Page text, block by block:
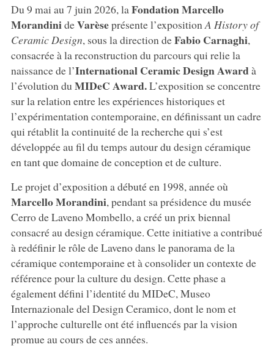
Du 9 mai au 7 juin 2026, la Fondation Marcello
MorandinideVarèseprésente l’exposition A History of
Ceramic Design, sous la direction deFabioCarnaghi,
consacrée à la reconstruction du parcours qui relie la
naissance de l’International Ceramic Design Awardà
l’évolution du MIDeC Award.L’exposition se concentre
sur la relation entre les expériences historiques et
l’expérimentation contemporaine, en définissant un cadre
qui rétablit la continuité de la recherche qui s’est
développée au fil du temps autour du design céramique
en tant que domaine de conception et de culture.
Le projet d’exposition a débuté en 1998, année où
MarcelloMorandini, pendant sa présidence du musée
Cerro de Laveno Mombello, a créé un prix biennal
consacré au design céramique. Cette initiative a contribué
à redéfinir le rôle de Laveno dans le panorama de la
céramique contemporaine et à consolider un contexte de
référence pour la culture du design. Cette phase a
également défini l’identité du MIDeC, Museo
Internazionale del Design Ceramico, dont le nom et
l’approche culturelle ont été influencés par la vision
promue au cours de ces années.